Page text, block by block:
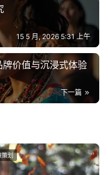
15 5 月, 2026 5:31 上午
价值与沉浸式体验
下一篇
划